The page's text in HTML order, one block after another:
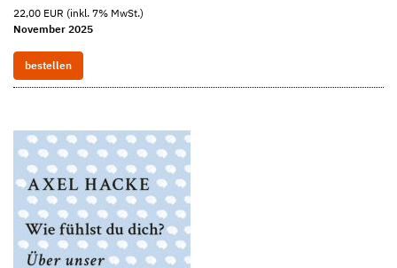
22,00 EUR (inkl. 7% MwSt.)
November 2025
bestellen